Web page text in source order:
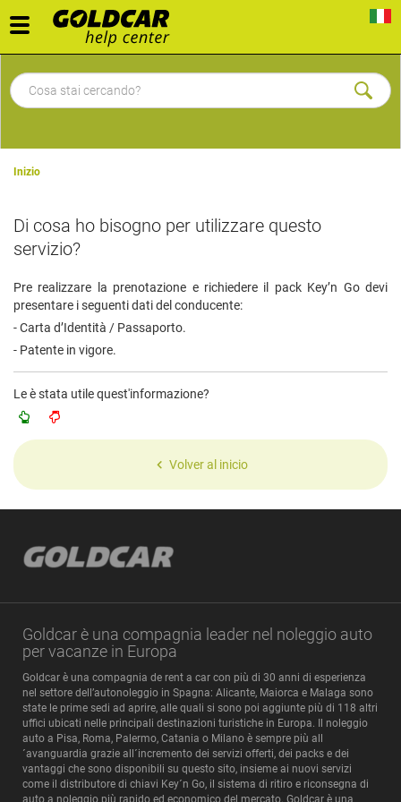
Toggle
navigation
Inizio
Di cosa ho bisogno per utilizzare questo
servizio?
Pre realizzare la prenotazione e richiedere il pack Key’n Go devi
presentare i seguenti dati del conducente:
- Carta d’Identità / Passaporto.
- Patente in vigore.
Le è stata utile quest'informazione?
Volver al inicio
Goldcar è una compagnia leader nel noleggio auto
per vacanze in Europa
Goldcar è una compagnia de rent a car con più di 30 anni di esperienza
nel settore dell’autonoleggio in Spagna: Alicante, Maiorca e Malaga sono
state le prime sedi ad aprire, alle quali si sono poi aggiunte più di 118 altri
uffici ubicati nelle principali destinazioni turistiche in Europa. Il noleggio
auto a Pisa, Roma, Palermo, Catania o Milano è sempre più all
´avanguardia grazie all´incremento dei servizi offerti, dei packs e dei
vantaggi che sono disponibili su questo sito, insieme ai nuovi servizi
come il distributore di chiavi Key´n Go, il sistema di ritiro e riconsegna di
auto a noleggio più rapido ed economico del mercato. Goldcar è una